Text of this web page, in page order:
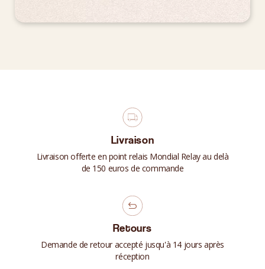
Livraison
Livraison offerte en point relais Mondial Relay au delà
de 150 euros de commande
Retours
Demande de retour accepté jusqu'à 14 jours après
réception